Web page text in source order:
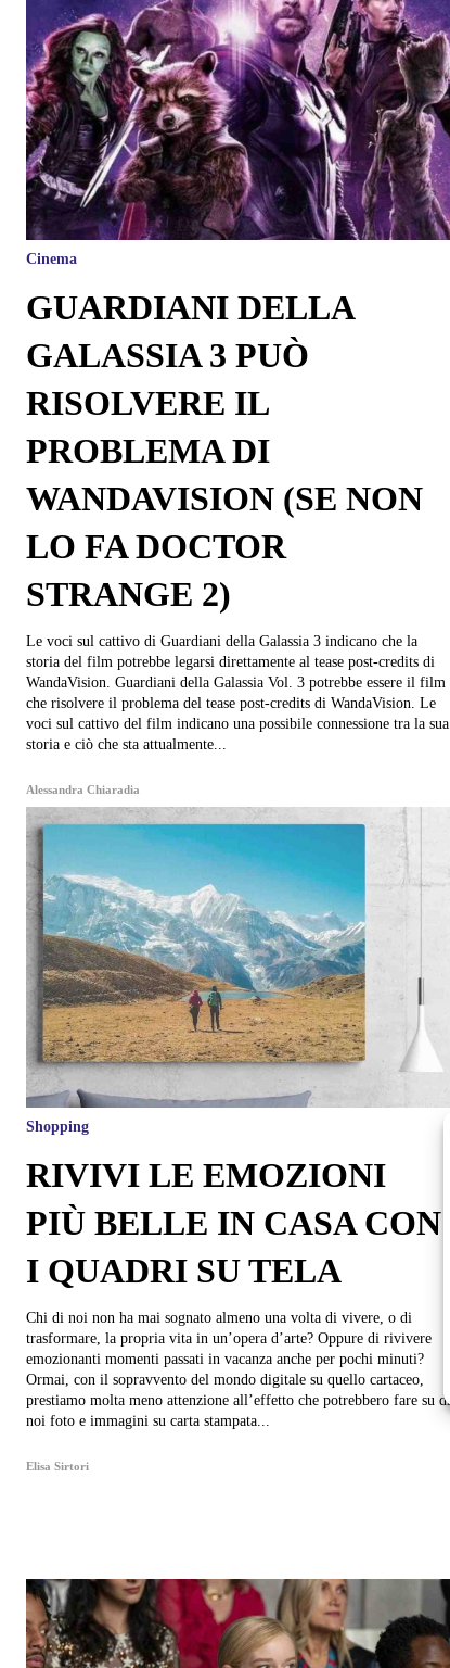
Cinema
GUARDIANI DELLA
GALASSIA 3 PUÒ
RISOLVERE IL
PROBLEMA DI
WANDAVISION (SE NON
LO FA DOCTOR
STRANGE 2)
Le voci sul cattivo di Guardiani della Galassia 3 indicano che la
storia del film potrebbe legarsi direttamente al tease post-credits di
WandaVision. Guardiani della Galassia Vol. 3 potrebbe essere il film
che risolvere il problema del tease post-credits di WandaVision. Le
voci sul cattivo del film indicano una possibile connessione tra la sua
storia e ciò che sta attualmente...
Alessandra Chiaradia
Shopping
RIVIVI LE EMOZIONI
PIÙ BELLE IN CASA CON
I QUADRI SU TELA
Chi di noi non ha mai sognato almeno una volta di vivere, o di
trasformare, la propria vita in un’opera d’arte? Oppure di rivivere
emozionanti momenti passati in vacanza anche per pochi minuti?
Ormai, con il sopravvento del mondo digitale su quello cartaceo,
prestiamo molta meno attenzione all’effetto che potrebbero fare su di
noi foto e immagini su carta stampata...
Elisa Sirtori